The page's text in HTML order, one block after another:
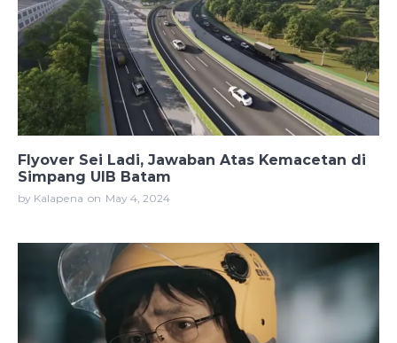
Flyover Sei Ladi, Jawaban Atas Kemacetan di
Simpang UIB Batam
by Kalapena on May 4, 2024